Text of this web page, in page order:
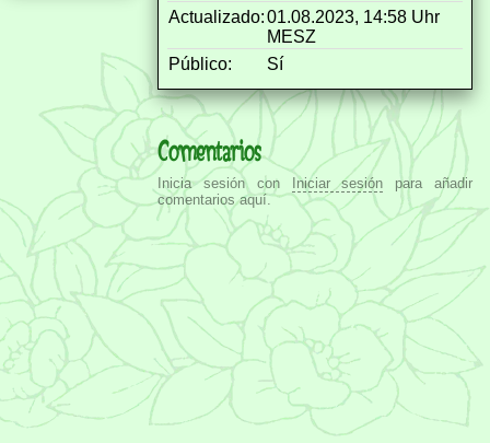
Actualizado:01.08.2023, 14:58 Uhr
MESZ
Público:
Sí
Comentarios
Inicia sesión con Iniciar sesión para añadir
comentarios aquí.